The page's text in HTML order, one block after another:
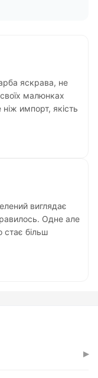
яскрава, не
малюнках
импорт, якість
виглядає
Одне але
більш
▸